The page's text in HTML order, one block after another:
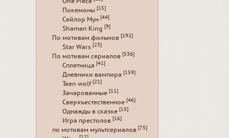
Покемоны [15]
Сейлор Мун [44]
Shaman King [9]
По мотивам фильмов [192]
Star Wars [23]
По мотивам сериалов [536]
Сплетница [41]
Дневники вампира [159]
Teen wolf [21]
Зачарованные [11]
Сверхъестественное [46]
Однажды в сказке [15]
Игра престолов [16]
по мотивам мультсериалов [75]